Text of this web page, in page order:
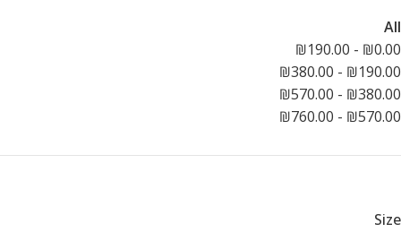
All
₪0.00
-
₪190.00
₪190.00
-
₪380.00
₪380.00
-
₪570.00
₪570.00
-
₪760.00
Size